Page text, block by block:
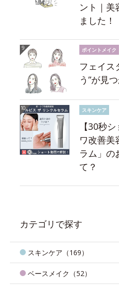
ント｜美
ました！
ポイントメイク
フェイス
う”が見
スキンケア
【30秒
ワ改善美
ラム」の
て？
カテゴリで探す
スキンケア（169）
ベースメイク（52）